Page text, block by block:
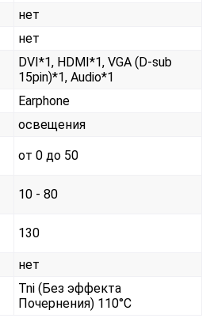
нет
нет
DVI*1, HDMI*1, VGA (D-sub
15pin)*1, Audio*1
Earphone
освещения
от 0 до 50
10 - 80
130
нет
Tni (Без эффекта
Почернения) 110°C